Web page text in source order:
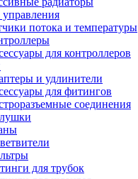
потока и температуры
для контроллеров
и удлинители
для фитингов
соединения
для трубок